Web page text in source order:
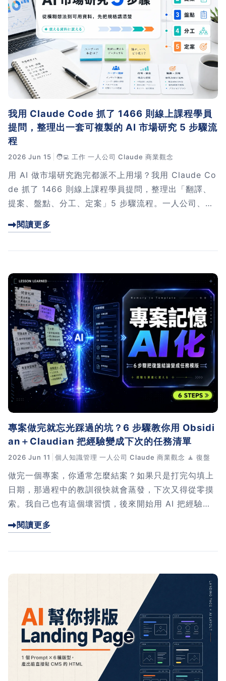
我用 Claude Code 抓了 1466 則線上課程學員
提問，整理出一套可複製的 AI 市場研究 5 步驟流
程
2026 Jun 15 🧑‍💻 工作 一人公司 Claude 商業觀念
用 AI 做市場研究跑完都派不上用場？我用 Claude Co
de 抓了 1466 則線上課程學員提問，整理出「翻譯、
提案、盤點、分工、定案」5 步驟流程。一人公司、創
範本。
閱讀更多
專案做完就忘光踩過的坑？6 步驟教你用 Obsidi
an＋Claudian 把經驗變成下次的任務清單
2026 Jun 11 個人知識管理 一人公司 Claude 商業觀念 🧘 復盤
做完一個專案，你通常怎麼結案？如果只是打完勾填上
日期，那過程中的教訓很快就會蒸發，下次又得從零摸
索。我自己也有這個壞習慣，後來開始用 AI 把經驗留
Claudian 讓 AI 訪談自己復盤，再把「下次行動」更新
閱讀更多